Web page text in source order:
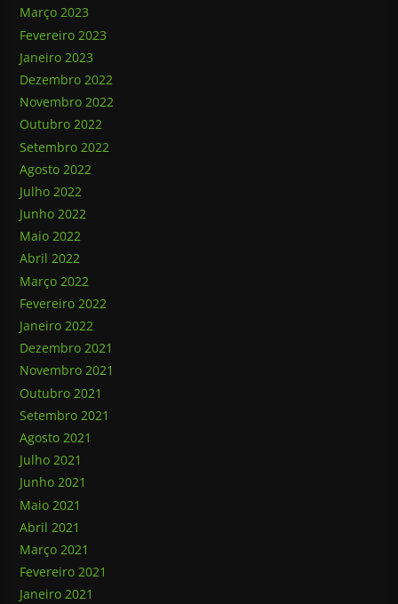
Março 2023
Fevereiro 2023
Janeiro 2023
Dezembro 2022
Novembro 2022
Outubro 2022
Setembro 2022
Agosto 2022
Julho 2022
Junho 2022
Maio 2022
Abril 2022
Março 2022
Fevereiro 2022
Janeiro 2022
Dezembro 2021
Novembro 2021
Outubro 2021
Setembro 2021
Agosto 2021
Julho 2021
Junho 2021
Maio 2021
Abril 2021
Março 2021
Fevereiro 2021
Janeiro 2021